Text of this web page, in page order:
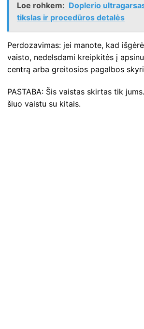
Loe rohkem: Doplerio
tikslas ir procedūros detalės
Perdozavimas: jei manote, kad
vaisto, nedelsdami kreipkitės į
centrą arba greitosios pagalbos
PASTABA: Šis vaistas skirtas tik
šiuo vaistu su kitais.